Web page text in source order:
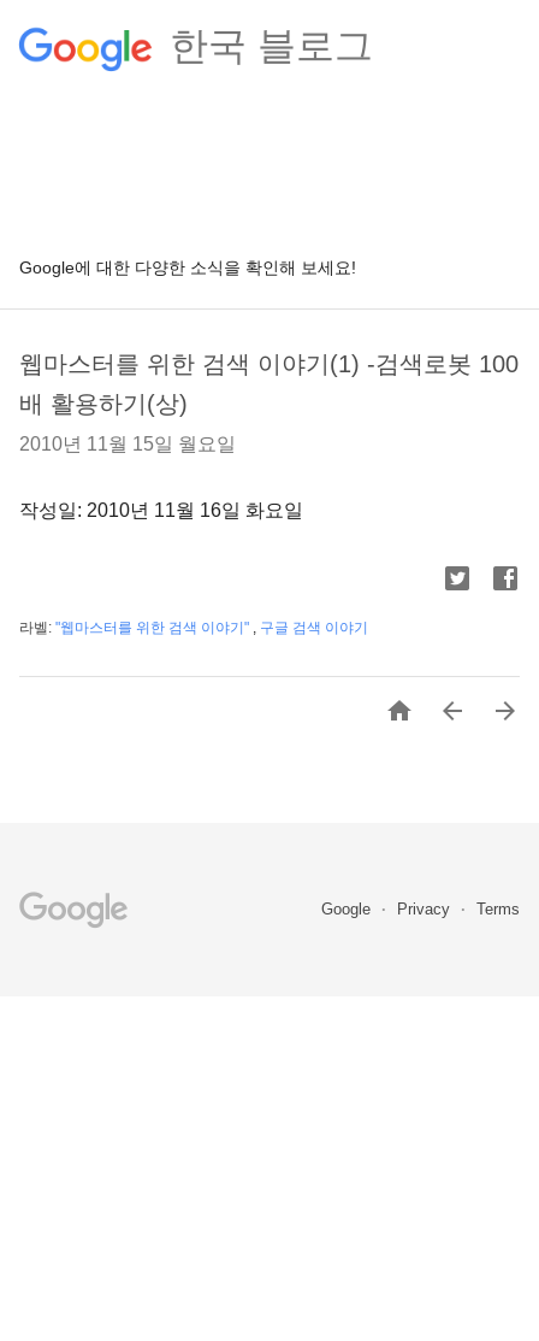
한국 블로그
Google에 대한 다양한 소식을 확인해 보세요!
웹마스터를 위한 검색 이야기(1) -검색로봇 100
배 활용하기(상)
2010년 11월 15일 월요일
작성일: 2010년 11월 16일 화요일
라벨: "웹마스터를 위한 검색 이야기" , 구글 검색 이야기
  
Google Privacy Terms